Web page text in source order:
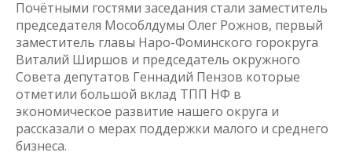
Почётными гостями заседания стали заместитель
председателя Мособлдумы Олег Рожнов, первый
заместитель главы Наро-Фоминского горокруга
Виталий Ширшов и председатель окружного
Совета депутатов Геннадий Пензов которые
отметили большой вклад ТПП НФ в
экономическое развитие нашего округа и
рассказали о мерах поддержки малого и среднего
бизнеса.